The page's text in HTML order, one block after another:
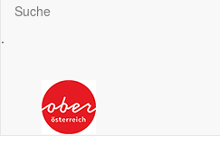
Suche
.